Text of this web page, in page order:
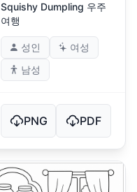
Squishy Dumpling 우주
여행
성인
여성
남성
PNG PDF